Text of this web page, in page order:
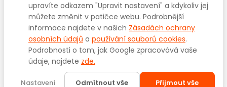
E-shop:+420 739 079 275
e-mail:eshop@sanomed.cz
Copyright © 2025 www.sanomed.cz
vyhrazena.
upravíte odkazem "Upravit nastavení" a kdykoliv jej
můžete změnit v patičce webu. Podrobnější
informace najdete v našich Zásadách ochrany
osobních údajů a používání souborů cookies.
Podrobnosti o tom, jak Google zpracovává vaše
údaje, najdete zde.
Nastavení Odmítnout vše Přijmout vše